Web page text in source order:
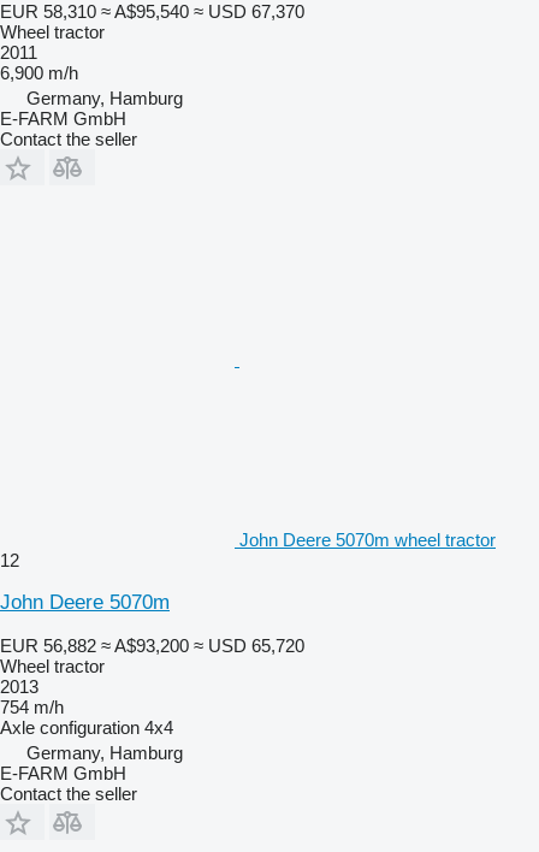
EUR 58,310 ≈ A$95,540 ≈ USD 67,370
Wheel tractor
2011
6,900 m/h
Germany, Hamburg
E-FARM GmbH
Contact the seller
John Deere 5070m wheel tractor
12
John Deere 5070m
EUR 56,882 ≈ A$93,200 ≈ USD 65,720
Wheel tractor
2013
754 m/h
Axle configuration 4x4
Germany, Hamburg
E-FARM GmbH
Contact the seller